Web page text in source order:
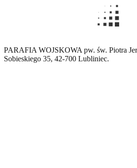
PARAFIA WOJSKOWA pw. św. Piotra
Sobieskiego 35, 42-700 Lubliniec.